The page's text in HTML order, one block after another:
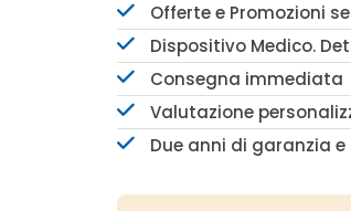
Offerte e Promozioni
Dispositivo Medico.
Consegna immediata
Valutazione
Due anni di garanzia